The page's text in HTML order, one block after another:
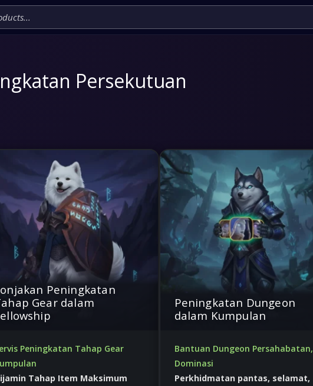
Persekutuan
Peningkatan
Gear dalam
Peningkatan Tahap Gear
Tahap Item Maksimum
Peningkatan Dungeon
dalam Kumpulan
Bantuan Dungeon Persahabatan,
Dominasi
Perkhidmatan pantas, selamat,